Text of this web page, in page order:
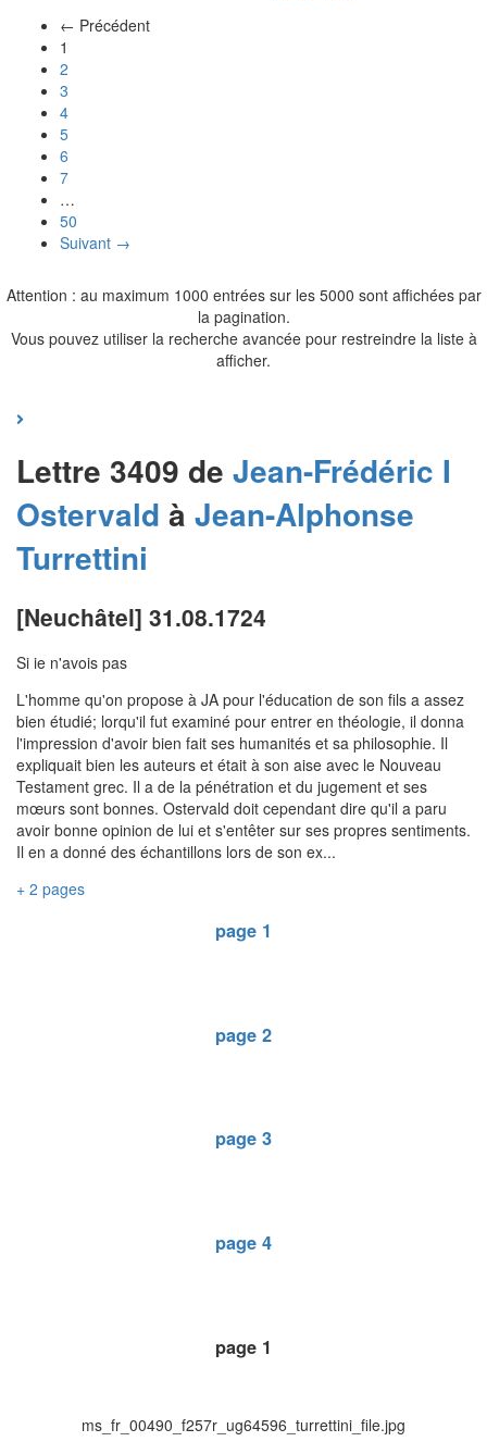
← Précédent
1
2
3
4
5
6
7
…
50
Suivant →
Attention : au maximum 1000 entrées sur les 5000 sont affichées par
la pagination.
Vous pouvez utiliser la recherche avancée pour restreindre la liste à
afficher.
Lettre 3409 de Jean-Frédéric I
Ostervald à Jean-Alphonse
Turrettini
[Neuchâtel] 31.08.1724
Si ie n'avois pas
L'homme qu'on propose à JA pour l'éducation de son fils a assez
bien étudié; lorqu'il fut examiné pour entrer en théologie, il donna
l'impression d'avoir bien fait ses humanités et sa philosophie. Il
expliquait bien les auteurs et était à son aise avec le Nouveau
Testament grec. Il a de la pénétration et du jugement et ses
mœurs sont bonnes. Ostervald doit cependant dire qu'il a paru
avoir bonne opinion de lui et s'entêter sur ses propres sentiments.
Il en a donné des échantillons lors de son ex...
+ 2 pages
page 1
page 2
page 3
page 4
page 1
ms_fr_00490_f257r_ug64596_turrettini_file.jpg